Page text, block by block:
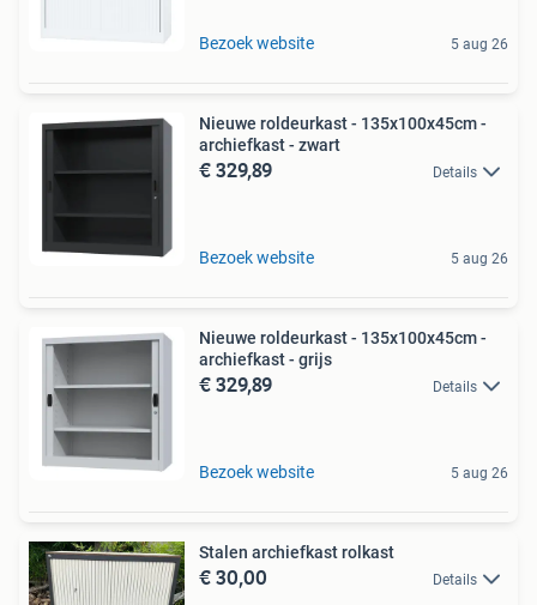
Bezoek website 5 aug 26
Nieuwe roldeurkast - 135x100x45cm -
archiefkast - zwart
€ 329,89 Details
Bezoek website 5 aug 26
Nieuwe roldeurkast - 135x100x45cm -
archiefkast - grijs
€ 329,89 Details
Bezoek website 5 aug 26
Stalen archiefkast rolkast
€ 30,00 Details